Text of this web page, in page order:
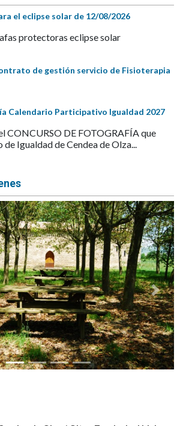
el eclipse solar de 12/08/2026
protectoras eclipse solar
de gestión servicio de Fisioterapia
Calendario Participativo Igualdad 2027
CONCURSO DE FOTOGRAFÍA que
Igualdad de Cendea de Olza...